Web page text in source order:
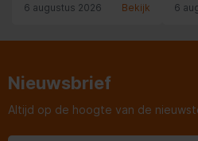
6 augustus 2026
Bekijk
6
Nieuwsbrief
Altijd op de hoogte van de